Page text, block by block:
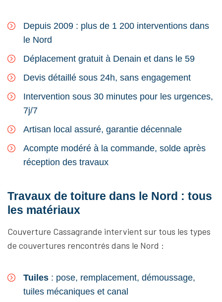
Depuis 2009 : plus de 1 200 interventions dans
le Nord
Déplacement gratuit à Denain et dans le 59
Devis détaillé sous 24h, sans engagement
Intervention sous 30 minutes pour les urgences,
7j/7
Artisan local assuré, garantie décennale
Acompte modéré à la commande, solde après
réception des travaux
Travaux de toiture dans le Nord : tous
les matériaux
Couverture Cassagrande intervient sur tous les types
de couvertures rencontrés dans le Nord :
Tuiles : pose, remplacement, démoussage,
tuiles mécaniques et canal